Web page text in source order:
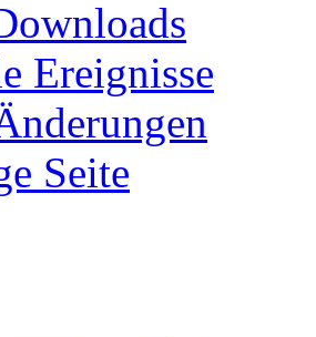
Ereignisse
Seite